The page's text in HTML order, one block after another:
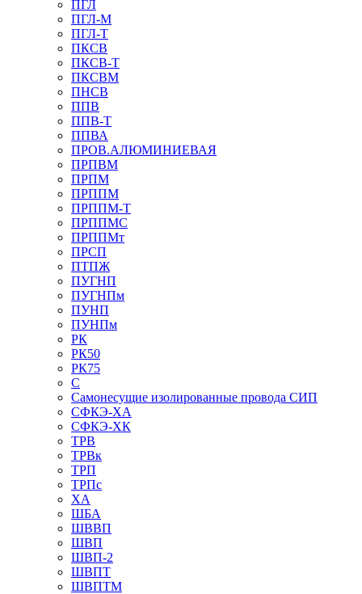
ПГЛ
ПГЛ-М
ПГЛ-Т
ПКСВ
ПКСВ-Т
ПКСВМ
ПНСВ
ППВ
ППВ-Т
ППВА
ПРОВ.АЛЮМИНИЕВАЯ
ПРПВМ
ПРПМ
ПРППМ
ПРППМ-Т
ПРППМС
ПРППМт
ПРСП
ПТПЖ
ПУГНП
ПУГНПм
ПУНП
ПУНПм
РК
РК50
РК75
С
Самонесущие изолированные провода СИП
СФКЭ-ХА
СФКЭ-ХК
ТРВ
ТРВк
ТРП
ТРПс
ХА
ШБА
ШВВП
ШВП
ШВП-2
ШВПТ
ШВПТМ